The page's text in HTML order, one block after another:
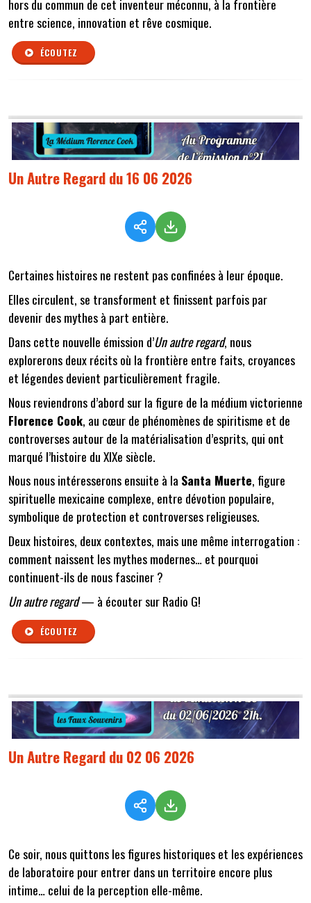
hors du commun de cet inventeur méconnu, à la frontière
entre science, innovation et rêve cosmique.
ÉCOUTEZ
Un Autre Regard du 16 06 2026
Certaines histoires ne restent pas confinées à leur époque.
Elles circulent, se transforment et finissent parfois par
devenir des mythes à part entière.
Dans cette nouvelle émission d’Un autre regard, nous
explorerons deux récits où la frontière entre faits, croyances
et légendes devient particulièrement fragile.
Nous reviendrons d’abord sur la figure de la médium victorienne
Florence Cook, au cœur de phénomènes de spiritisme et de
controverses autour de la matérialisation d’esprits, qui ont
marqué l’histoire du XIXe siècle.
Nous nous intéresserons ensuite à la Santa Muerte, figure
spirituelle mexicaine complexe, entre dévotion populaire,
symbolique de protection et controverses religieuses.
Deux histoires, deux contextes, mais une même interrogation :
comment naissent les mythes modernes… et pourquoi
continuent-ils de nous fasciner ?
Un autre regard— à écouter sur Radio G!
ÉCOUTEZ
Un Autre Regard du 02 06 2026
Ce soir, nous quittons les figures historiques et les expériences
de laboratoire pour entrer dans un territoire encore plus
intime… celui de la perception elle-même.